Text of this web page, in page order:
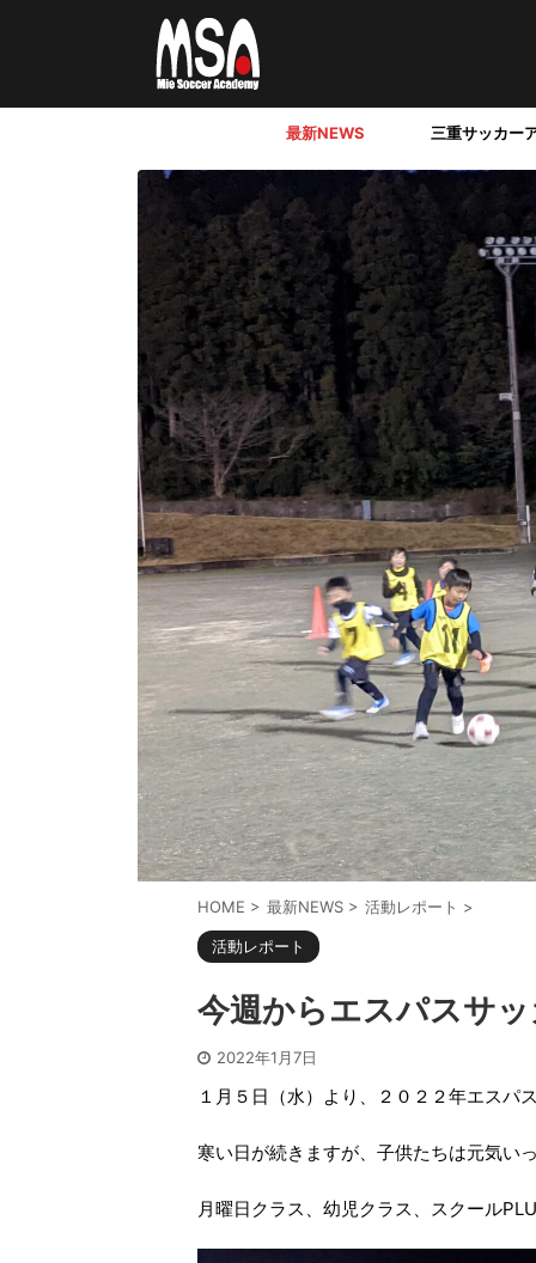
最新NEWS 三重サッカー
HOME > 最新NEWS > 活動レポート >
活動レポート
今週からエスパスサ
2022年1月7日
１月５日（水）より、２０２２年エスパ
寒い日が続きますが、子供たちは元気い
月曜日クラス、幼児クラス、スクール